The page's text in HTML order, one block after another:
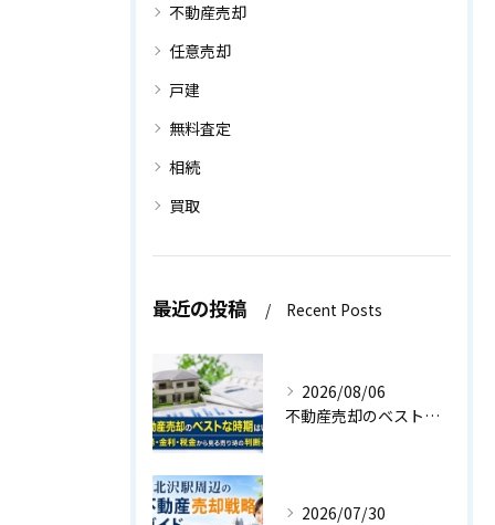
不動産売却
任意売却
戸建
無料査定
相続
買取
最近の投稿 Recent Posts
2026/08/06
不動産売却のベストな時期はいつ？相場・金利・税金から見る売り時の判断基準
2026/07/30